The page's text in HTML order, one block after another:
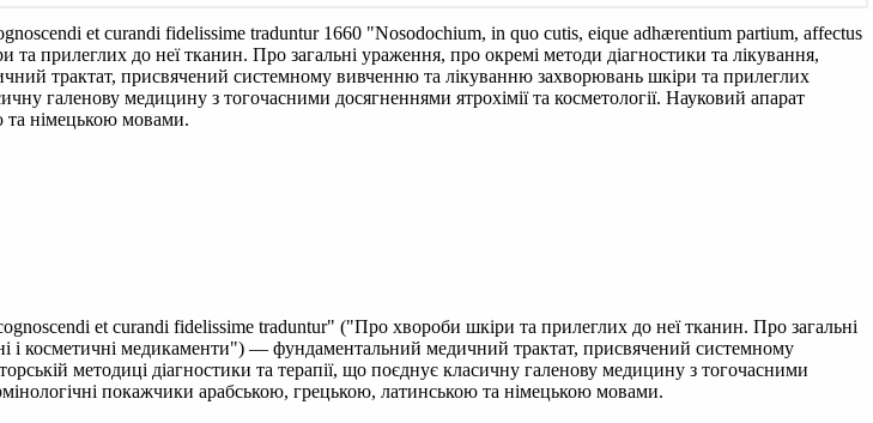
et curandi fidelissime traduntur 1660 "Nosodochium, in quo cutis, eique adhærentium partium, affectus
прилеглих до неї тканин. Про загальні ураження, про окремі методи діагностики та лікування,
трактат, присвячений системному вивченню та лікуванню захворювань шкіри та прилеглих
галенову медицину з тогочасними досягненнями ятрохімії та косметології. Науковий апарат
та німецькою мовами.
et curandi fidelissime traduntur" ("Про хвороби шкіри та прилеглих до неї тканин. Про загальні
і косметичні медикаменти") — фундаментальний медичний трактат, присвячений системному
методиці діагностики та терапії, що поєднує класичну галенову медицину з тогочасними
покажчики арабською, грецькою, латинською та німецькою мовами.